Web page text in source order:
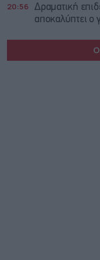
20:56 Δραματική
αποκαλύπτει ο